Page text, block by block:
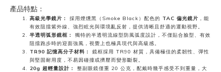
產品特點：
高級光學鏡片： 採用煙燻黑（Smoke Black）配色的 TAC 偏光鏡片 ，能
有效阻擋紫外線、強烈眩光與環境亂反射，提供清晰且舒適的運動視野。
半透明弧形鏡框：
獨特的半透明流線型防風弧度設計，不僅貼合臉型、有效
阻擋跑步時的迎面強風，視覺上也極具現代與高級感。
TR90 記憶高分子材料：
鏡框採用 TR90 材質，具備極佳的柔韌性、彈性
與堅固耐用度，不易因碰撞或擠壓而變形斷裂。
20g 超輕量設計：
整副眼鏡僅重 20 公克，配戴時幾乎感受不到重量，大